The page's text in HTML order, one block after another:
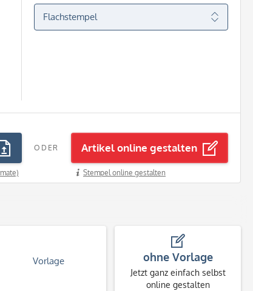
ODER Artikel online gestalten
Stempel online gestalten
ohne Vorlage
Jetzt ganz einfach selbst
online gestalten